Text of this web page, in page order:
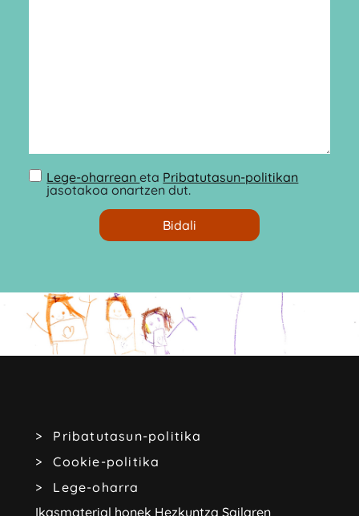
Lege-oharreaneta Pribatutasun-politikan
jasotakoa onartzen dut.
Pribatutasun-politika
Cookie-politika
Lege-oharra
Ikasmaterial honek Hezkuntza Sailaren